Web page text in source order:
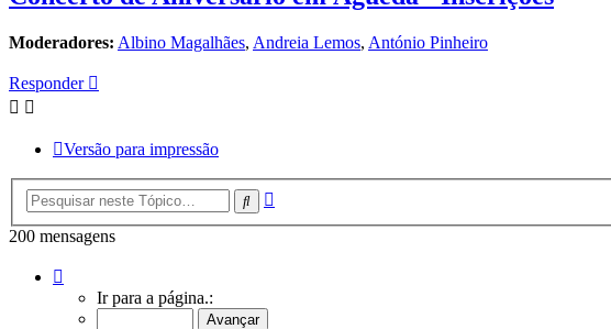
Moderadores: Albino Magalhães, Andreia Lemos, António Pinheiro
Responder
Versão para impressão
Pesquisar
200 mensagens
Ir para a página.: